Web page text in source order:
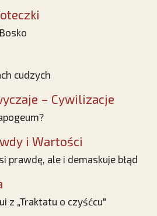
cudzych
– Cywilizacje
i Wartości
prawdę, ale i demaskuje błąd
z „Traktatu o czyśćcu"